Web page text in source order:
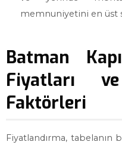
memnuniyetini en üst
Batman
Fiyatları
Faktörleri
Fiyatlandırma, tabelanın